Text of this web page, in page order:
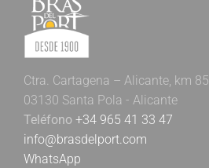
Ctra. Cartagena – Alicante, km 85
03130 Santa Pola - Alicante
Teléfono +34 965 41 33 47
info@brasdelport.com
WhatsApp